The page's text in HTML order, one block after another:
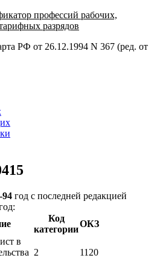
профессий рабочих,
разрядов
РФ от 26.12.1994 N 367 (ред. от
год с последней редакцией
Код
категории
ОКЗ
в
2 1120